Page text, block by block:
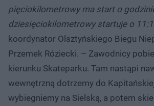
pięciokilometrowy ma start o
dziesięciokilometrowy startuje o
koordynator Olsztyńskiego Biegu
Przemek Róziecki. – Zawodnicy
kierunku Skateparku. Tam nastąpi
wewnętrzną dotrzemy do
wybiegniemy na Sielską, a potem